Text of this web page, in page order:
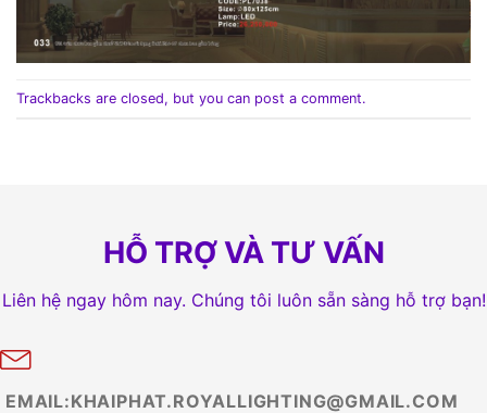
Trackbacks are closed, but you can post a comment.
HỖ TRỢ VÀ TƯ VẤN
Liên hệ ngay hôm nay. Chúng tôi luôn sẵn sàng hỗ trợ bạn!
EMAIL:KHAIPHAT.ROYALLIGHTING@GMAIL.COM